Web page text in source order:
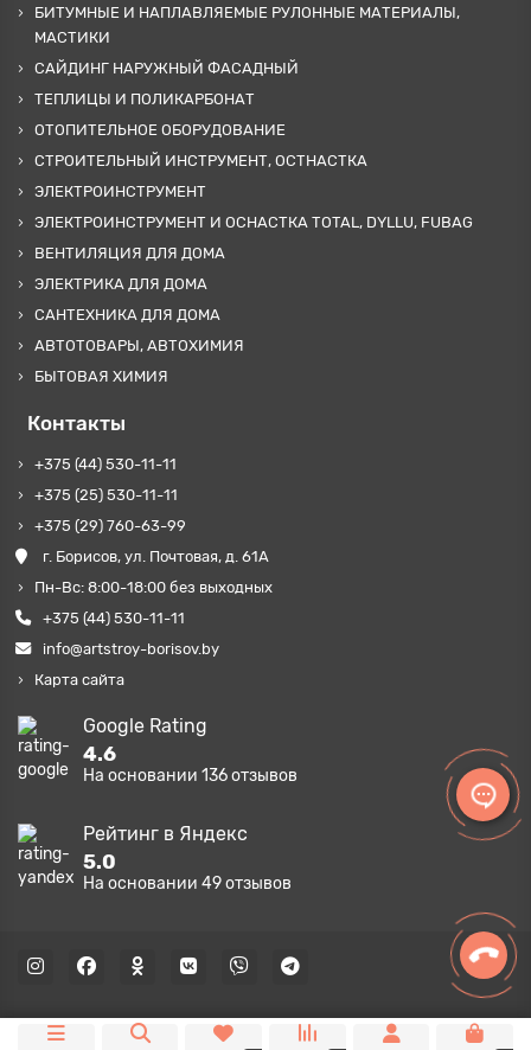
БИТУМНЫЕ И НАПЛАВЛЯЕМЫЕ РУЛОННЫЕ МАТЕРИАЛЫ,
МАСТИКИ
САЙДИНГ НАРУЖНЫЙ ФАСАДНЫЙ
ТЕПЛИЦЫ И ПОЛИКАРБОНАТ
ОТОПИТЕЛЬНОЕ ОБОРУДОВАНИЕ
СТРОИТЕЛЬНЫЙ ИНСТРУМЕНТ, ОСТНАСТКА
ЭЛЕКТРОИНСТРУМЕНТ
ЭЛЕКТРОИНСТРУМЕНТ И ОСНАСТКА TOTAL, DYLLU, FUBAG
ВЕНТИЛЯЦИЯ ДЛЯ ДОМА
ЭЛЕКТРИКА ДЛЯ ДОМА
САНТЕХНИКА ДЛЯ ДОМА
АВТОТОВАРЫ, АВТОХИМИЯ
БЫТОВАЯ ХИМИЯ
Контакты
+375 (44) 530-11-11
+375 (25) 530-11-11
+375 (29) 760-63-99
г. Борисов, ул. Почтовая, д. 61А
Пн-Вс: 8:00-18:00 без выходных
+375 (44) 530-11-11
info@artstroy-borisov.by
Карта сайта
Google Rating
4.6
На основании 136отзывов
Рейтинг в Яндекс
5.0
На основании 49отзывов